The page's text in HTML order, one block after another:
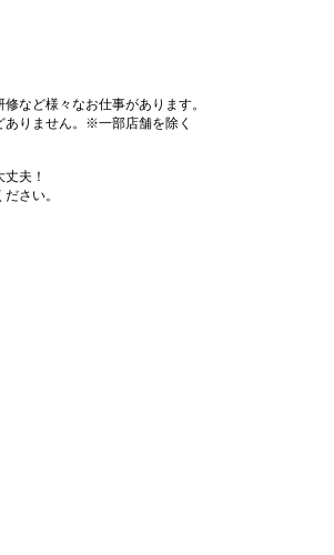
など様々なお仕事があります。
ありません。※一部店舗を除く
夫！
さい。